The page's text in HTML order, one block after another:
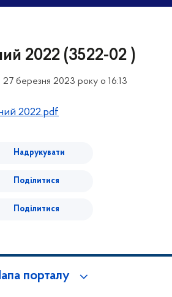
2022 (3522-02 )
27 березня 2023 року о 16:13
2022.pdf
Надрукувати
Поділитися
Поділитися
порталу